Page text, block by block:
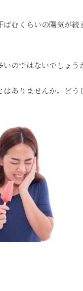
むくらいの陽気が
のではないでしょう
ありませんか。ど